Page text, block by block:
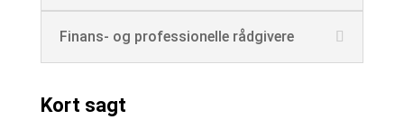
Finans- og professionelle rådgivere
Kort sagt